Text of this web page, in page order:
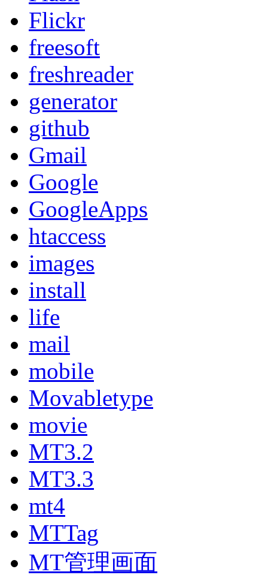
Flickr
freesoft
freshreader
generator
github
Gmail
Google
GoogleApps
htaccess
images
install
life
mail
mobile
Movabletype
movie
MT3.2
MT3.3
mt4
MTTag
MT管理画面